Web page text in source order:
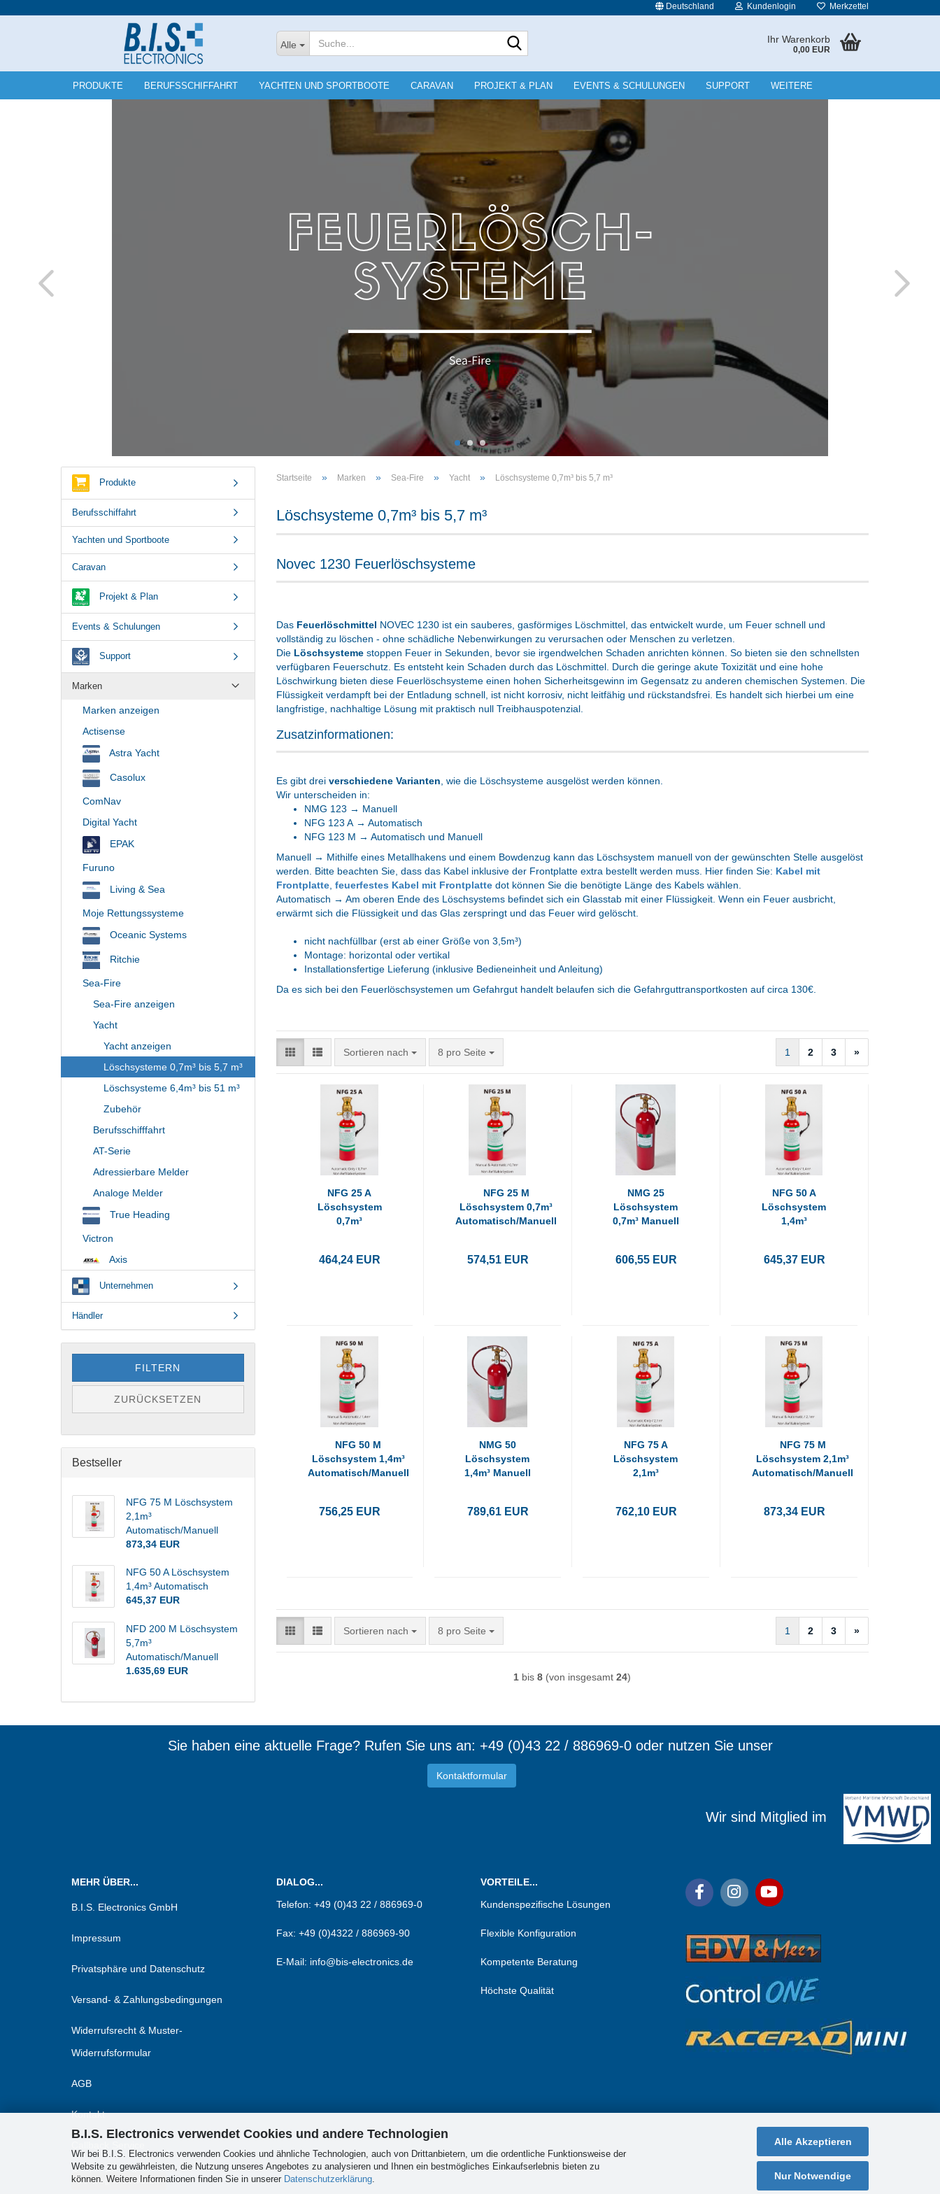
B.I.S. Electronics verwendet Cookies und andere Technologien
Wir bei B.I.S. Electronics verwenden Cookies und ähnliche Technologien, auch von Drittanbietern, um die ordentliche Funktionsweise der
Website zu gewährleisten, die Nutzung unseres Angebotes zu analysieren und Ihnen ein bestmögliches Einkaufserlebnis bieten zu
können. Weitere Informationen finden Sie in unserer Datenschutzerklärung
Alle Akzeptieren
Nur Notwendige
Deutschland
Lieferland
Kundenlogin
E-Mail
Passwort
Merkzettel
Alle Ihr Warenkorb
0,00 EUR
PRODUKTE BERUFSSCHIFFAHRT YACHTEN UND SPORTBOOTE CARAVAN PROJEKT & PLAN EVENTS & SCHULUNGEN SUPPORT WEITERE
Startseite » Marken » Sea-Fire » Yacht » Löschsysteme 0,7m³ bis 5,7 m³
Löschsysteme 0,7m³ bis 5,7 m³
Novec 1230 Feuerlöschsysteme
Das Feuerlöschmittel NOVEC 1230 ist ein sauberes, gasförmiges Löschmittel, das entwickelt wurde, um Feuer schnell und
vollständig zu löschen - ohne schädliche Nebenwirkungen zu verursachen oder Menschen zu verletzen.
DieLöschsystemestoppen Feuer in Sekunden, bevor sie irgendwelchen Schaden anrichten können. So bieten sie den schnellsten
verfügbaren Feuerschutz. Es entsteht kein Schaden durch das Löschmittel. Durch die geringe akute Toxizität und eine hohe
Löschwirkung bieten diese Feuerlöschsysteme einen hohen Sicherheitsgewinn im Gegensatz zu anderen chemischen Systemen. Die
Flüssigkeit verdampft bei der Entladung schnell, ist nicht korrosiv, nicht leitfähig und rückstandsfrei. Es handelt sich hierbei um eine
langfristige, nachhaltige Lösung mit praktisch null Treibhauspotenzial.
Zusatzinformationen:
Es gibt drei verschiedene Varianten , wie die Löschsysteme ausgelöst werden können.
Wir unterscheiden in:
NMG 123 → Manuell
NFG 123 A → Automatisch
NFG 123 M → Automatisch und Manuell
Manuell → Mithilfe eines Metallhakens und einem Bowdenzug kann das Löschsystem manuell von der gewünschten Stelle ausgelöst
werden. Bitte beachten Sie, dass das Kabel inklusive der Frontplatte extra bestellt werden muss. Hier finden Sie: Kabel mit
Frontplatte, feuerfestes Kabel mit Frontplattedot können Sie die benötigte Länge des Kabels wählen.
Automatisch → Am oberen Ende des Löschsystems befindet sich ein Glasstab mit einer Flüssigkeit. Wenn ein Feuer ausbricht,
erwärmt sich die Flüssigkeit und das Glas zerspringt und das Feuer wird gelöscht.
nicht nachfüllbar (erst ab einer Größe von 3,5m³)
Montage: horizontal oder vertikal
Installationsfertige Lieferung (inklusive Bedieneinheit und Anleitung)
Da es sich bei den Feuerlöschsystemen um Gefahrgut handelt belaufen sich die Gefahrguttransportkosten auf circa 130€.
Sortieren nach
Sortieren nach 8 pro Seite
pro Seite 1 2 3 »
NFG 25 A
Löschsystem
0,7m³
464,24 EUR
NFG 25 M
Löschsystem 0,7m³
Automatisch/Manuell
574,51 EUR
NMG 25
Löschsystem
0,7m³ Manuell
606,55 EUR
NFG 50 A
Löschsystem
1,4m³
645,37 EUR
NFG 50 M
Löschsystem 1,4m³
Automatisch/Manuell
756,25 EUR
NMG 50
Löschsystem
1,4m³ Manuell
789,61 EUR
NFG 75 A
Löschsystem
2,1m³
762,10 EUR
NFG 75 M
Löschsystem 2,1m³
Automatisch/Manuell
873,34 EUR
Sortieren nach
Sortieren nach 8 pro Seite
pro Seite 1 2 3 »
1 bis8 (von insgesamt24)
Produkte
Berufsschiffahrt
Yachten und Sportboote
Caravan
Projekt & Plan
Events & Schulungen
Support
Marken
Marken anzeigen
Actisense
Astra Yacht
Casolux
ComNav
Digital Yacht
EPAK
Furuno
Living & Sea
Moje Rettungssysteme
Oceanic Systems
Ritchie
Sea-Fire
Sea-Fire anzeigen
Yacht
Yacht anzeigen
Löschsysteme 0,7m³ bis 5,7 m³
Löschsysteme 6,4m³ bis 51 m³
Zubehör
Berufsschifffahrt
AT-Serie
Adressierbare Melder
Analoge Melder
True Heading
Victron
Axis
Unternehmen
Händler
FILTERN
ZURÜCKSETZEN
Bestseller
NFG 75 M Löschsystem
2,1m³
Automatisch/Manuell
873,34 EUR
NFG 50 A Löschsystem
1,4m³ Automatisch
645,37 EUR
NFD 200 M Löschsystem
5,7m³
Automatisch/Manuell
1.635,69 EUR
Sie haben eine aktuelle Frage? Rufen Sie uns an: +49 (0)43 22 / 886969-0 oder nutzen Sie unser
Kontaktformular
Wir sind Mitglied im
MEHR ÜBER...
B.I.S. Electronics GmbH
Impressum
Privatsphäre und Datenschutz
Versand- & Zahlungsbedingungen
Widerrufsrecht & Muster-
Widerrufsformular
AGB
Kontakt
Cookie Einstellungen
DIALOG...
Telefon: +49 (0)43 22 / 886969-0
Fax: +49 (0)4322 / 886969-90
E-Mail: info@bis-electronics.de
VORTEILE...
Kundenspezifische Lösungen
Flexible Konfiguration
Kompetente Beratung
Höchste Qualität
Vertrag widerrufen